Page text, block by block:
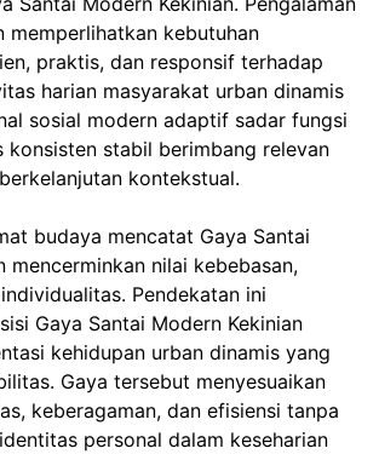
memperlihatkan kebutuhan
praktis, dan responsif terhadap
harian masyarakat urban dinamis
sosial modern adaptif sadar fungsi
konsisten stabil berimbang relevan
kontekstual.
budaya mencatat Gaya Santai
mencerminkan nilai kebebasan,
Pendekatan ini
Gaya Santai Modern Kekinian
kehidupan urban dinamis yang
Gaya tersebut menyesuaikan
keberagaman, dan efisiensi tanpa
personal dalam keseharian